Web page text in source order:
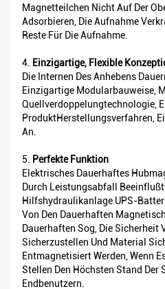
Magnetteilchen Nicht Auf Der
Adsorbieren, Die Aufnahme
Reste Für Die Aufnahme.
4. Einzigartige, Flexible
Die Internen Des Anhebens
Einzigartige Modularbauweise,
Quellverdoppelungtechnologie,
ProduktHerstellungsverfahren,
An.
5. Perfekte Funktion
Elektrisches Dauerhaftes
Durch Leistungsabfall Beeinflußt
Hilfshydraulikanlage UPS-
Von Den Dauerhaften
Dauerhaften Sog, Die Sicherheit
Sicherzustellen Und Material
Entmagnetisiert Werden, Wenn
Stellen Den Höchsten Stand Der
Endbenutzern.